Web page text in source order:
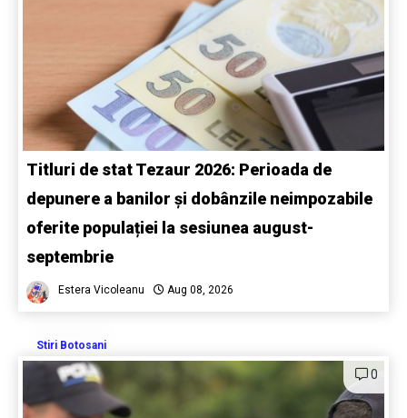
Titluri de stat Tezaur 2026: Perioada de
depunere a banilor și dobânzile neimpozabile
oferite populației la sesiunea august-
septembrie
Estera Vicoleanu Aug 08, 2026
Stiri Botosani
0